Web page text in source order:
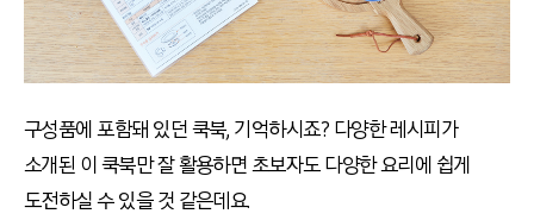
구성품에 포함돼 있던 쿡북, 기억하시죠? 다양한 레시피가
소개된 이 쿡북만 잘 활용하면 초보자도 다양한 요리에 쉽게
도전하실 수 있을 것 같은데요.